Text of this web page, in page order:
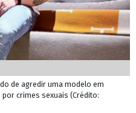
de agredir uma modelo em
crimes sexuais (Crédito: